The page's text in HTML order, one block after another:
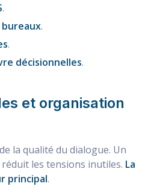
.
.
.
décisionnelles.
et organisation
la qualité du dialogue. Un
les tensions inutiles. La
principal.